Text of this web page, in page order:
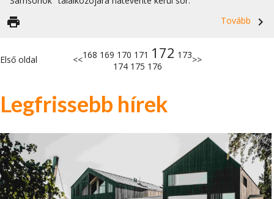
Tovább
navigate_next
print
Első oldal <<168 169 170 171 172 173
174 175 176
>>
Legfrissebb hírek